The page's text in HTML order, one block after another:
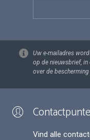
Uw e-mailadres
op de nieuwsbrief,
over de
Vind alle